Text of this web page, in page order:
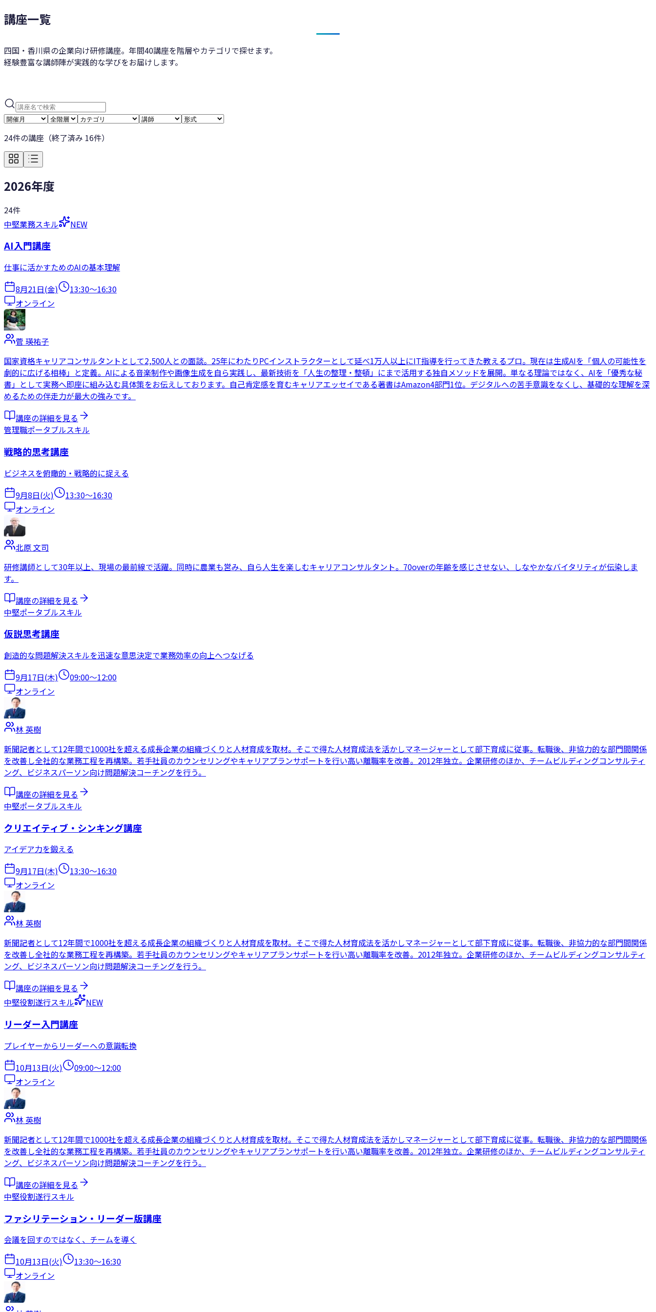
講座一覧
四国・香川県の企業向け研修講座。年間40講座を階層やカテゴリで探せます。
経験豊富な講師陣が実践的な学びをお届けします。
24件の講座 （終了済み 16件）
2026年度
24件
中堅業務スキル NEW
AI入門講座
仕事に活かすためのAIの基本理解
8月21日(金)
13:30〜16:30
オンライン
菅 瑛祐子
国家資格キャリアコンサルタントとして2,500人との面談。25年にわたりPCインストラクターとして延べ1万人以上にIT指導を行ってきた教えるプロ。現在は生成AIを「個人の可能性を
劇的に広げる相棒」と定義。AIによる音楽制作や画像生成を自ら実践し、最新技術を「人生の整理・整頓」にまで活用する独自メソッドを展開。単なる理論ではなく、AIを「優秀な秘
書」として実務へ即座に組み込む具体策をお伝えしております。自己肯定感を育むキャリアエッセイである著書はAmazon4部門1位。デジタルへの苦手意識をなくし、基礎的な理解を深
めるための伴走力が最大の強みです。
講座の詳細を見る
管理職ポータブルスキル
戦略的思考講座
ビジネスを俯瞰的・戦略的に捉える
9月8日(火)
13:30〜16:30
オンライン
北原 文司
研修講師として30年以上、現場の最前線で活躍。同時に農業も営み、自ら人生を楽しむキャリアコンサルタント。70overの年齢を感じさせない、しなやかなバイタリティが伝染しま
す。
講座の詳細を見る
中堅ポータブルスキル
仮説思考講座
創造的な問題解決スキルを迅速な意思決定で業務効率の向上へつなげる
9月17日(木)
09:00〜12:00
オンライン
林 英樹
新聞記者として12年間で1000社を超える成長企業の組織づくりと人材育成を取材。そこで得た人材育成法を活かしマネージャーとして部下育成に従事。転職後、非協力的な部門間関係
を改善し全社的な業務工程を再構築。若手社員のカウンセリングやキャリアプランサポートを行い高い離職率を改善。2012年独立。企業研修のほか、チームビルディングコンサルティ
ング、ビジネスパーソン向け問題解決コーチングを行う。
講座の詳細を見る
中堅ポータブルスキル
クリエイティブ・シンキング講座
アイデア力を鍛える
9月17日(木)
13:30〜16:30
オンライン
林 英樹
新聞記者として12年間で1000社を超える成長企業の組織づくりと人材育成を取材。そこで得た人材育成法を活かしマネージャーとして部下育成に従事。転職後、非協力的な部門間関係
を改善し全社的な業務工程を再構築。若手社員のカウンセリングやキャリアプランサポートを行い高い離職率を改善。2012年独立。企業研修のほか、チームビルディングコンサルティ
ング、ビジネスパーソン向け問題解決コーチングを行う。
講座の詳細を見る
中堅役割遂行スキル NEW
リーダー入門講座
プレイヤーからリーダーへの意識転換
10月13日(火)
09:00〜12:00
オンライン
林 英樹
新聞記者として12年間で1000社を超える成長企業の組織づくりと人材育成を取材。そこで得た人材育成法を活かしマネージャーとして部下育成に従事。転職後、非協力的な部門間関係
を改善し全社的な業務工程を再構築。若手社員のカウンセリングやキャリアプランサポートを行い高い離職率を改善。2012年独立。企業研修のほか、チームビルディングコンサルティ
ング、ビジネスパーソン向け問題解決コーチングを行う。
講座の詳細を見る
中堅役割遂行スキル
ファシリテーション・リーダー版講座
会議を回すのではなく、チームを導く
10月13日(火)
13:30〜16:30
オンライン